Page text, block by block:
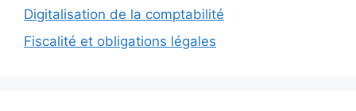
Digitalisation de la comptabilité
Fiscalité et obligations légales